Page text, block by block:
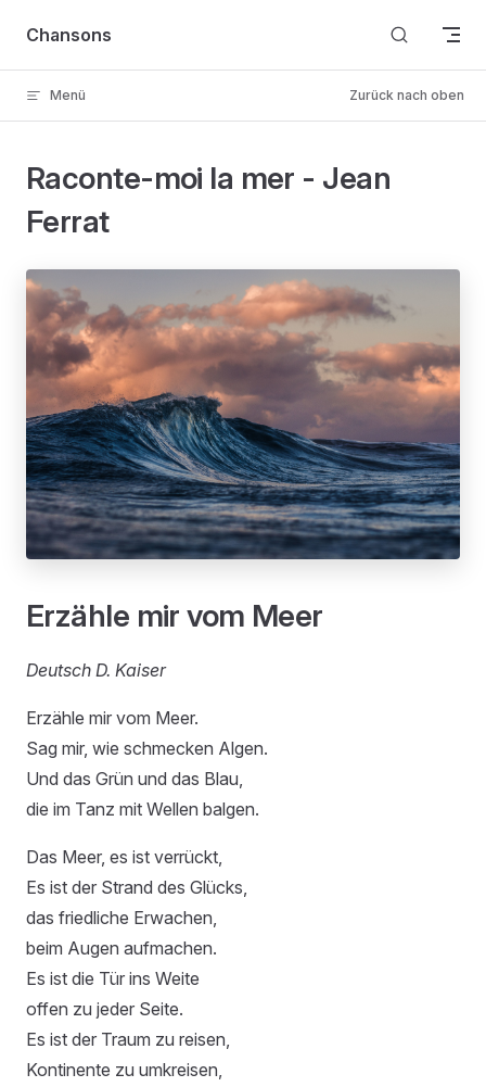
Skip to content
Chansons
Menü Zurück nach oben
Raconte-moi la mer - Jean
Ferrat
Erzähle mir vom Meer
Deutsch D. Kaiser
Erzähle mir vom Meer.
Sag mir, wie schmecken Algen.
Und das Grün und das Blau,
die im Tanz mit Wellen balgen.
Das Meer, es ist verrückt,
Es ist der Strand des Glücks,
das friedliche Erwachen,
beim Augen aufmachen.
Es ist die Tür ins Weite
offen zu jeder Seite.
Es ist der Traum zu reisen,
Kontinente zu umkreisen,